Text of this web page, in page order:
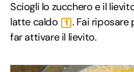
Sciogli lo zucchero e il
latte caldo
1 . Fai riposare
far attivare il lievito.